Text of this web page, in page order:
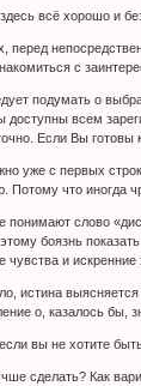
всё хорошо и
перед
с
подумать о
доступны всем
Если Вы готовы
уже с первых
Потому что иногда
понимают слово
боязнь
чувства и
истина
о, казалось бы,
вы не хотите
сделать? Как